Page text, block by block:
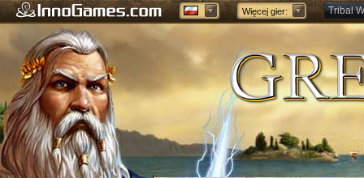
Więcej gier: Tribal
Forge